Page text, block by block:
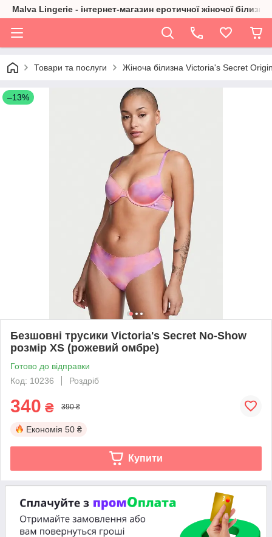
Malva Lingerie - інтернет-магазин еротичної жіночої білизни
Товари та послуги Жіноча білизна Victoria's Secret
–13%
Безшовні трусики Victoria's Secret No-Show
розмір XS (рожевий омбре)
Готово до відправки
Код: 10236
Роздріб
340 ₴ 390 ₴
Економія 50 ₴
Купити